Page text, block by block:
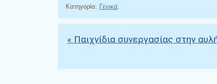
Κατηγορία: Γενικά.
Πλοήγηση άρθρων
« Παιχνίδια συνεργασίας στην